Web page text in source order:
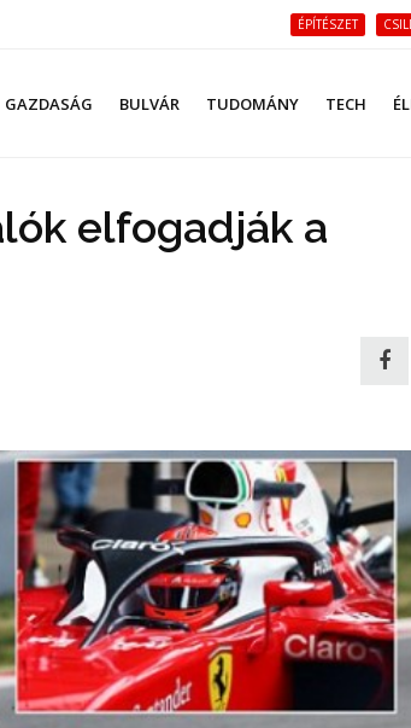
ÉPÍTÉSZET
GAZDASÁG BULVÁR TUDOMÁNY TECH
elfogadják a